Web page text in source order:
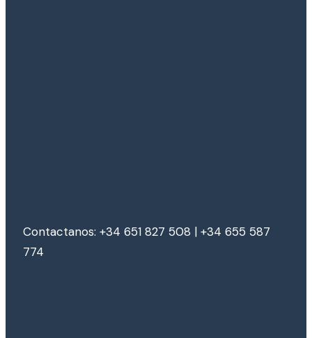
Contactanos: +34 651 827 508 | +34 655 587
774